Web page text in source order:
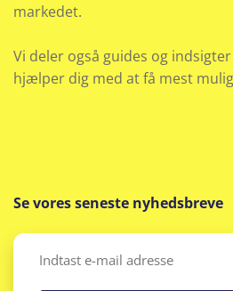
markedet.
Vi deler også guides og
hjælper dig med at få mest
Se vores seneste nyhedsbreve
Email